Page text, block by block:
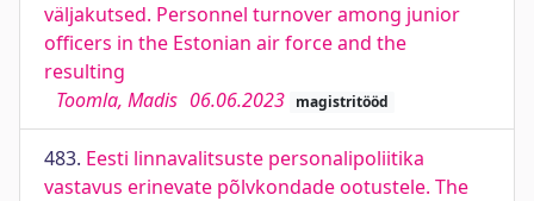
väljakutsed. Personnel turnover among junior
officers in the Estonian air force and the
resulting
Toomla, Madis 06.06.2023 magistritööd
483. Eesti linnavalitsuste personalipoliitika
vastavus erinevate põlvkondade ootustele. The